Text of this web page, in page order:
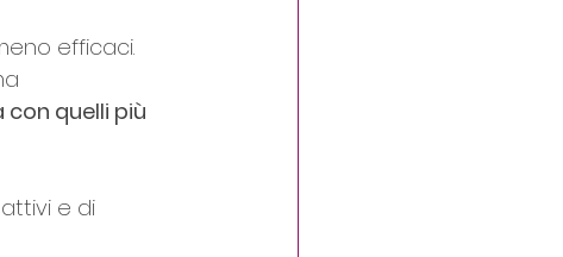
efficaci.
quelli più
e di